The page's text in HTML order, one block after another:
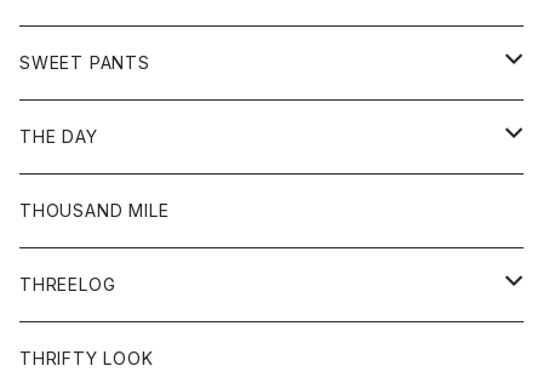
ワンピース
リング
サンダル
アウター
Ｇジャン
ボトム
ジーンズ
SWEET PANTS
ボトム
ショートパンツ
THE DAY
トップス
Tシャツ
THOUSAND MILE
THREELOG
トップス
THRIFTY LOOK